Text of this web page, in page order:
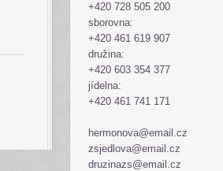
+420 728 505 200
sborovna:
+420 461 619 907
družina:
+420 603 354 377
jídelna:
+420 461 741 171
hermonova@email.cz
zsjedlova@email.cz
druzinazs@email.cz